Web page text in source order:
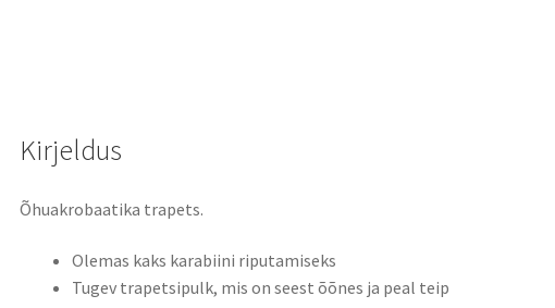
Kirjeldus
Õhuakrobaatika trapets.
Olemas kaks karabiini riputamiseks
Tugev trapetsipulk, mis on seest õõnes ja peal teip